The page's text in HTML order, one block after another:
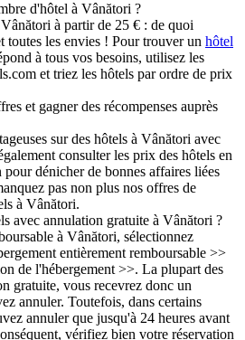
d'hôtel à Vânători ?
à partir de 25 € : de quoi
toutes les envies ! Pour trouver un hôtel
à tous vos besoins, utilisez les
et triez les hôtels par ordre de prix
et gagner des récompenses auprès
sur des hôtels à Vânători avec
consulter les prix des hôtels en
pour dénicher de bonnes affaires liées
pas non plus nos offres de
à Vânători.
avec annulation gratuite à Vânători ?
à Vânători, sélectionnez
entièrement remboursable >>
de l'hébergement >>. La plupart des
gratuite, vous recevrez donc un
annuler. Toutefois, dans certains
annuler que jusqu'à 24 heures avant
vérifiez bien votre réservation